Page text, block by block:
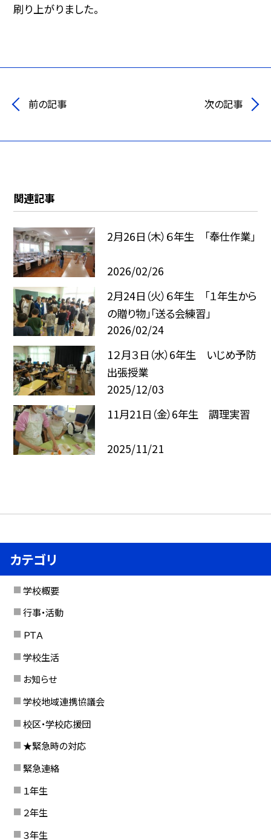
刷り上がりました。
前の記事 次の記事
関連記事
2月26日（木）６年生 「奉仕作業」
2026/02/26
2月24日（火）６年生 「１年生から
の贈り物」「送る会練習」
2026/02/24
1２月３日（水）6年生 いじめ予防
出張授業
2025/12/03
11月21日（金）6年生 調理実習
2025/11/21
カテゴリ
学校概要
行事・活動
ＰＴＡ
学校生活
お知らせ
学校地域連携協議会
校区・学校応援団
★緊急時の対応
緊急連絡
１年生
２年生
３年生